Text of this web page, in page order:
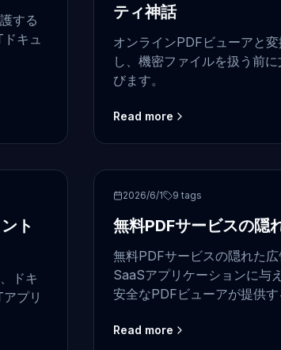
する
キュ
ティ神話
オンラインPDFビューアと
し、機密ファイルを扱う前
びます。
Read more
ト
ドキ
プリ
PDF viewer
2026/6/1 9 tags
無料PDFサービスの隠
無料PDFサービスの隠れた
SaaSアプリケーションに与
安全なPDFビューアが提供
Read more